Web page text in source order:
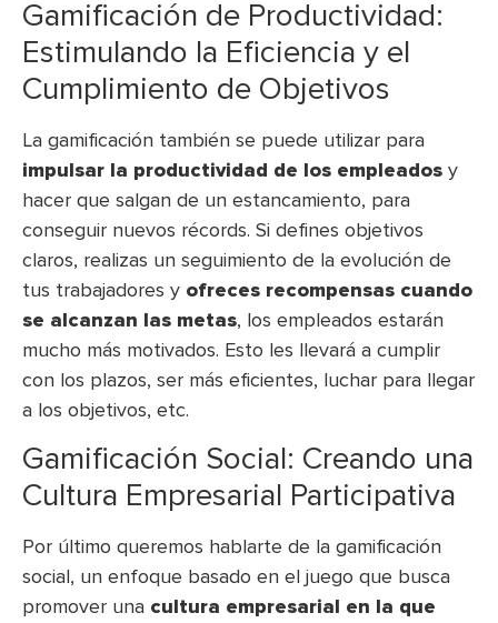
Gamificación de Productividad:
Estimulando la Eficiencia y el
Cumplimiento de Objetivos
La gamificación también se puede utilizar para
impulsar la productividad de los empleados y
hacer que salgan de un estancamiento, para
conseguir nuevos récords. Si defines objetivos
claros, realizas un seguimiento de la evolución de
tus trabajadores y ofreces recompensas cuando
se alcanzan las metas, los empleados estarán
mucho más motivados. Esto les llevará a cumplir
con los plazos, ser más eficientes, luchar para llegar
a los objetivos, etc.
Gamificación Social: Creando una
Cultura Empresarial Participativa
Por último queremos hablarte de la gamificación
social, un enfoque basado en el juego que busca
promover una cultura empresarial en la que